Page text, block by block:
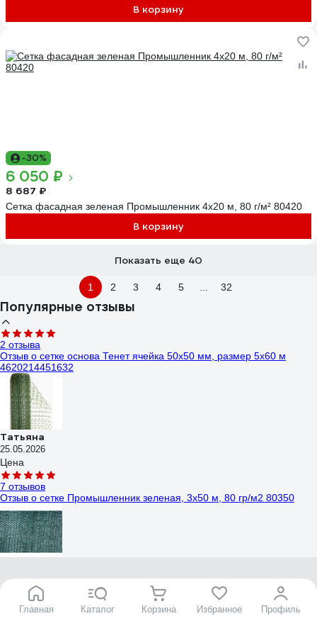
Главная Каталог Корзина Избранное Профиль
В корзину
-30%
6 050 ₽
8 687 ₽
Сетка фасадная зеленая Промышленник 4x20 м, 80 г/м² 80420
В корзину
Показать еще 40
1 2 3 4 5 32
Популярные отзывы
2 отзыва
Отзыв о сетке основа Тенет ячейка 50х50 мм, размер 5x60 м
4620214451632
Татьяна
25.05.2026
Цена
7 отзывов
Отзыв о сетке Промышленник зеленая, 3х50 м, 80 гр/м2 80350
30.11.2018
Хотела купить на этом сайте зеленую фасадную сетку, только не
могла определиться с размером из-за большого ассортимента.
Подпишитесь на рассылку
и будьте в курсе!
Акции, скидки, распродажи ждут!